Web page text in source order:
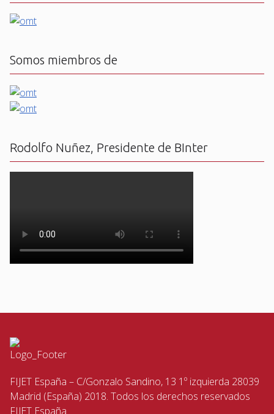
Somos miembros de
Rodolfo Nuñez, Presidente de BInter
FIJET España – C/Gonzalo Sandino, 13 1º izquierda 28039
Madrid (España) 2018. Todos los derechos reservados
FIJET España